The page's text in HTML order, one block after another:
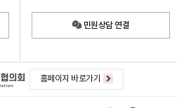
민원상담 연결
홈페이지 바로가기